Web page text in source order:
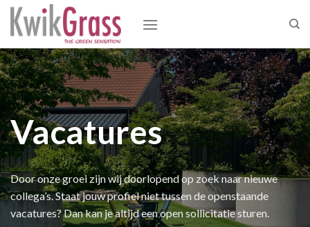
Skip
Vacatures
Door onze groei zijn wij doorlopend op zoek naar nieuwe
collega’s. Staat jouw profiel niet tussen de openstaande
vacatures? Dan kan je altijd een open sollicitatie sturen.